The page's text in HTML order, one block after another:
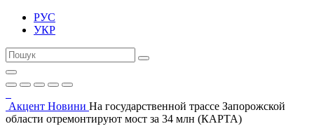
РУС
УКР
Акцент Новини На государственной трассе Запорожской
области отремонтируют мост за 34 млн (КАРТА)